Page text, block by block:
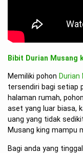
Bibit Durian Musang
Memiliki pohon Durian
tersendiri bagi setiap
halaman rumah,
aset yang luar biasa,
uang yang tidak
Musang king mampu
Bagi anda yang